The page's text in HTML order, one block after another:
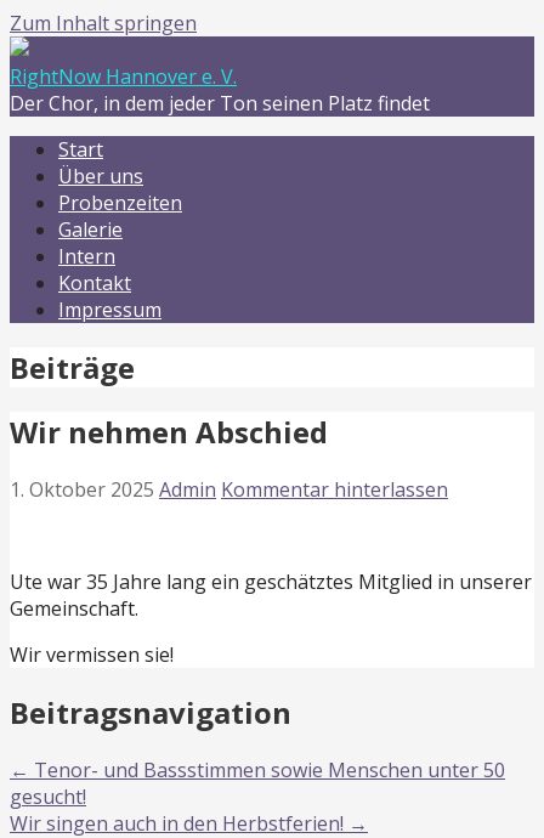
Zum Inhalt springen
RightNow Hannover e. V.
Der Chor, in dem jeder Ton seinen Platz findet
Start
Über uns
Probenzeiten
Galerie
Intern
Kontakt
Impressum
Beiträge
Wir nehmen Abschied
1. Oktober 2025 Admin Kommentar hinterlassen
Ute war 35 Jahre lang ein geschätztes Mitglied in unserer
Gemeinschaft.
Wir vermissen sie!
Beitragsnavigation
← Tenor- und Bassstimmen sowie Menschen unter 50
gesucht!
Wir singen auch in den Herbstferien! →